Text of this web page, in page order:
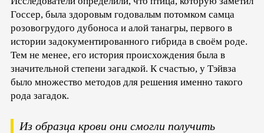
Госсер, была здоровым годовалым потомком самца
розовогрудого дубоноса и алой танагры, первого в
истории задокументированного гибрида в своём роде.
Тем не менее, его история происхождения была в
значительной степени загадкой. К счастью, у Тэйвза
было множество методов для решения именно такого
рода загадок.
Из образца крови они смогли получить